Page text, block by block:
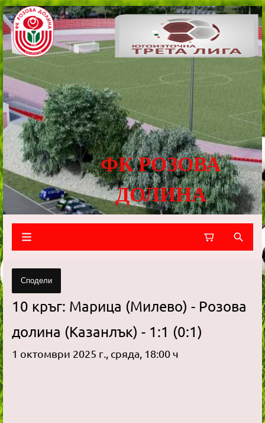
ФК РОЗОВА
ДОЛИНА
Сподели
10 кръг: Марица (Милево) - Розова
долина (Казанлък) - 1:1 (0:1)
1 октомври 2025 г., сряда, 18:00 ч